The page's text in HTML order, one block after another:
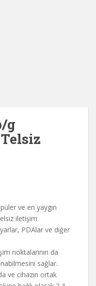
g
ve en yaygın
iletişim
PDAlar ve diğer
noktalarının da
sağlar.
ve cihazın ortak